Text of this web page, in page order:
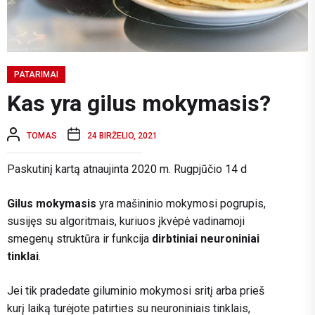
PATARIMAI
Kas yra gilus mokymasis?
TOMAS 24 BIRŽELIO, 2021
Paskutinį kartą atnaujinta 2020 m. Rugpjūčio 14 d
Gilus mokymasis yra mašininio mokymosi pogrupis,
susijęs su algoritmais, kuriuos įkvėpė vadinamoji
smegenų struktūra ir funkcija dirbtiniai neuroniniai
tinklai.
Jei tik pradedate giluminio mokymosi sritį arba prieš
kurį laiką turėjote patirties su neuroniniais tinklais,